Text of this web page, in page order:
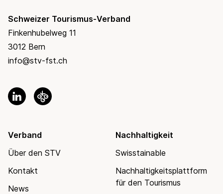
Schweizer Tourismus-Verband
Finkenhubelweg 11
3012 Bern
info@stv-fst.ch
Verband
Über den STV
Kontakt
News
Nachhaltigkeit
Swisstainable
Nachhaltigkeitsplattform
für den Tourismus